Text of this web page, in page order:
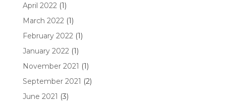
April 2022(1)
March 2022(1)
February 2022(1)
January 2022(1)
November 2021 (1)
September 2021 (2)
June 2021 (3)